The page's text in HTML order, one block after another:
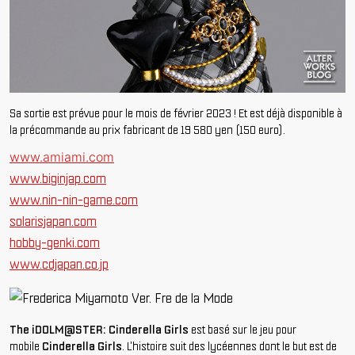
Sa sortie est prévue pour le mois de février 2023 ! Et est déjà disponible à
la précommande au prix fabricant de 19 580 yen (150 euro).
www.amiami.com
www.biginjap.com
www.nin-nin-game.com
solarisjapan.com
hobby-genki.com
www.cdjapan.co.jp
The iDOLM@STER: Cinderella Girls est basé sur le jeu pour
mobile Cinderella Girls. L'histoire suit des lycéennes dont le but est de